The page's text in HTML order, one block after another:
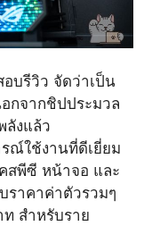
บรีวิว จัดว่าเป็น
อกจากชิปประมวล
ลังแล้ว
ณ์ใช้งานที่ดีเยี่ยม
สพีซี หน้าจอ และ
ราคาค่าตัวรวมๆ
สำหรับราย